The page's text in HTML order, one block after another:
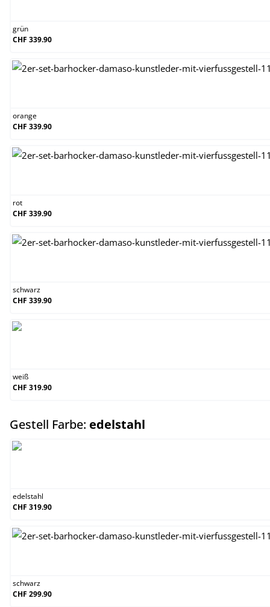
grün
CHF 339.90
orange
CHF 339.90
rot
CHF 339.90
schwarz
CHF 339.90
weiß
CHF 319.90
Gestell Farbe: edelstahl
edelstahl
CHF 319.90
schwarz
CHF 299.90